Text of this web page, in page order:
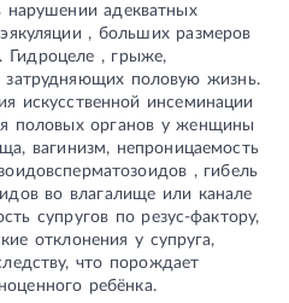
нарушении адекватных
, больших размеров
Гидроцеле , грыже,
половую жизнь.
искусственной инсеминации
половых органов у женщины
вагинизм, непроницаемость
, гибель
во влагалище или канале
супругов по резус-фактору,
отклонения у супруга,
что порождает
ребёнка.